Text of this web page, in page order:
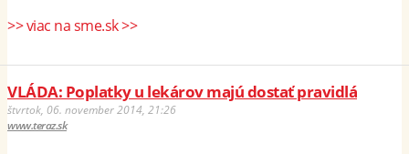
>> viac na sme.sk >>
VLÁDA: Poplatky u lekárov majú dostať pravidlá
štvrtok, 06. november 2014, 21:26
www.teraz.sk